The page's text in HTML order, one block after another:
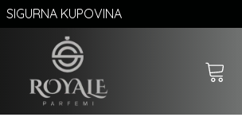
SIGURNA KUPOVINA